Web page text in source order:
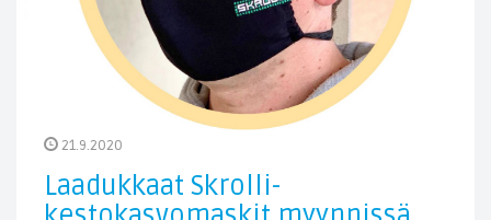
21.9.2020
Laadukkaat Skrolli-